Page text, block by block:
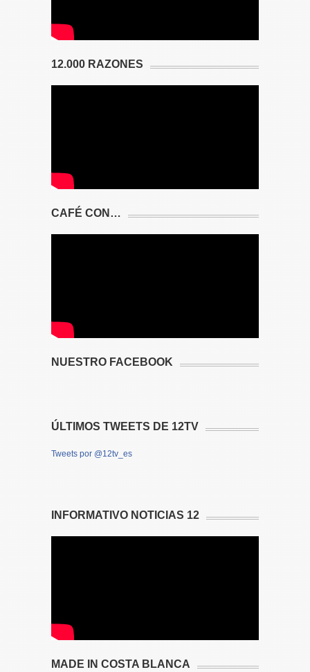
12.000 RAZONES
CAFÉ CON…
NUESTRO FACEBOOK
ÚLTIMOS TWEETS DE 12TV
Tweets por @12tv_es
INFORMATIVO NOTICIAS 12
MADE IN COSTA BLANCA